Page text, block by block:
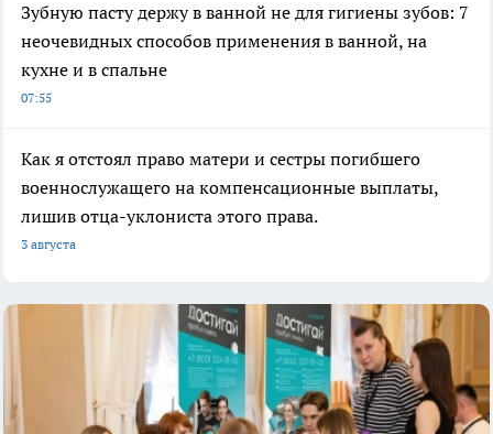
Зубную пасту держу в ванной не для гигиены зубов: 7
неочевидных способов применения в ванной, на
кухне и в спальне
07:55
Как я отстоял право матери и сестры погибшего
военнослужащего на компенсационные выплаты,
лишив отца-уклониста этого права.
3 августа